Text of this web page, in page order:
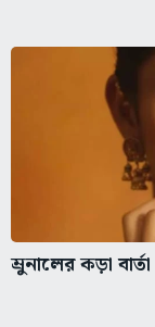
ম্রুনালের কড়া বার্তা